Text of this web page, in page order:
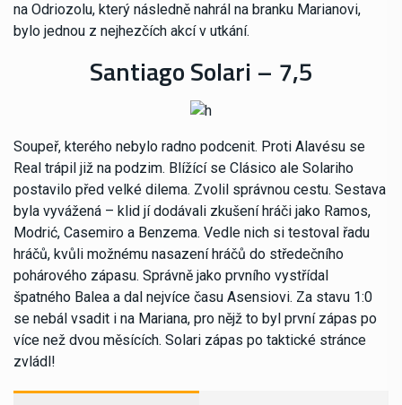
na Odriozolu, který následně nahrál na branku Marianovi,
bylo jednou z nejhezčích akcí v utkání.
Santiago Solari – 7,5
Soupeř, kterého nebylo radno podcenit. Proti Alavésu se
Real trápil již na podzim. Blížící se Clásico ale Solariho
postavilo před velké dilema. Zvolil správnou cestu. Sestava
byla vyvážená – klid jí dodávali zkušení hráči jako Ramos,
Modrić, Casemiro a Benzema. Vedle nich si testoval řadu
hráčů, kvůli možnému nasazení hráčů do středečního
pohárového zápasu. Správně jako prvního vystřídal
špatného Balea a dal nejvíce času Asensiovi. Za stavu 1:0
se nebál vsadit i na Mariana, pro nějž to byl první zápas po
více než dvou měsících. Solari zápas po taktické stránce
zvládl!